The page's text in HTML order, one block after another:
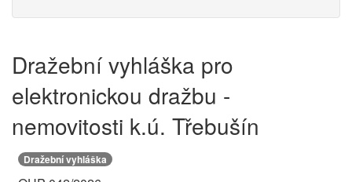
Dražební vyhláška pro
elektronickou dražbu -
nemovitosti k.ú. Třebušín
Dražební vyhláška